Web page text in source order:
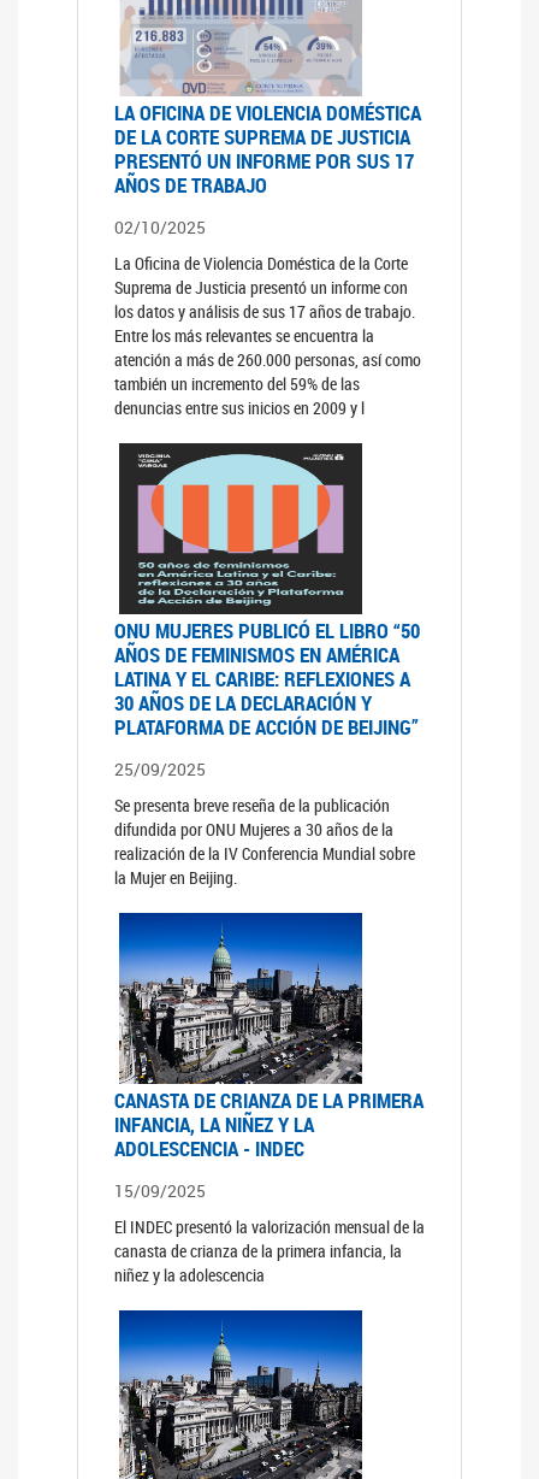
LA OFICINA DE VIOLENCIA DOMÉSTICA
DE LA CORTE SUPREMA DE JUSTICIA
PRESENTÓ UN INFORME POR SUS 17
AÑOS DE TRABAJO
02/10/2025
La Oficina de Violencia Doméstica de la Corte
Suprema de Justicia presentó un informe con
los datos y análisis de sus 17 años de trabajo.
Entre los más relevantes se encuentra la
atención a más de 260.000 personas, así como
también un incremento del 59% de las
denuncias entre sus inicios en 2009 y l
ONU MUJERES PUBLICÓ EL LIBRO “50
AÑOS DE FEMINISMOS EN AMÉRICA
LATINA Y EL CARIBE: REFLEXIONES A
30 AÑOS DE LA DECLARACIÓN Y
PLATAFORMA DE ACCIÓN DE BEIJING”
25/09/2025
Se presenta breve reseña de la publicación
difundida por ONU Mujeres a 30 años de la
realización de la IV Conferencia Mundial sobre
la Mujer en Beijing.
CANASTA DE CRIANZA DE LA PRIMERA
INFANCIA, LA NIÑEZ Y LA
ADOLESCENCIA - INDEC
15/09/2025
El INDEC presentó la valorización mensual de la
canasta de crianza de la primera infancia, la
niñez y la adolescencia